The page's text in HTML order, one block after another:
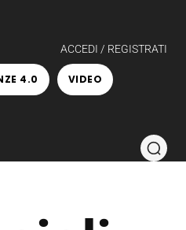
ACCEDI / REGISTRATI
4.0 VIDEO